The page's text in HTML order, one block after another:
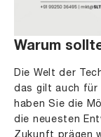
Warum
Die Welt der
das gilt auch für
haben Sie die
die neuesten